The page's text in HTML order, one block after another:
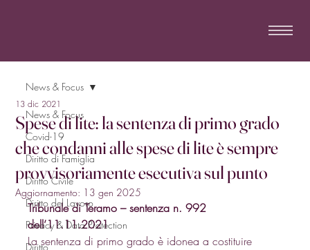
News & Focus
Covid-19
Diritto di Famiglia
Diritto Civile
Diritto del Lavoro
Privacy & Data Protection
Diritto
News & Focus
Spese di lite: la sentenza di primo grado
che condanni alle spese di lite è sempre
provvisoriamente esecutiva sul punto
13 dic 2021
Aggiornamento: 13 gen 2025
Tribunale di Teramo – sentenza n. 992
dell’11.11.2021
La sentenza di primo grado è idonea a costituire